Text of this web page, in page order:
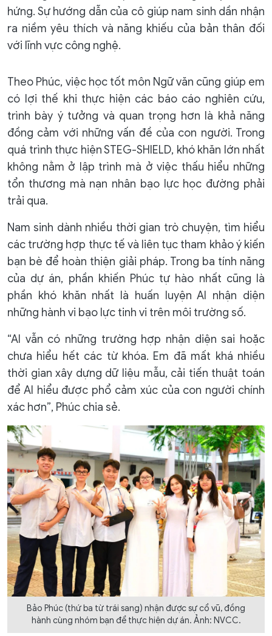
hứng. Sự hướng dẫn của cô giúp nam sinh dần nhận
ra niềm yêu thích và năng khiếu của bản thân đối
với lĩnh vực công nghệ.
Theo Phúc, việc học tốt môn Ngữ văn cũng giúp em
có lợi thế khi thực hiện các báo cáo nghiên cứu,
trình bày ý tưởng và quan trọng hơn là khả năng
đồng cảm với những vấn đề của con người. Trong
quá trình thực hiện STEG-SHIELD, khó khăn lớn nhất
không nằm ở lập trình mà ở việc thấu hiểu những
tổn thương mà nạn nhân bạo lực học đường phải
trải qua.
Nam sinh dành nhiều thời gian trò chuyện, tìm hiểu
các trường hợp thực tế và liên tục tham khảo ý kiến
bạn bè để hoàn thiện giải pháp. Trong ba tính năng
của dự án, phần khiến Phúc tự hào nhất cũng là
phần khó khăn nhất là huấn luyện AI nhận diện
những hành vi bạo lực tinh vi trên môi trường số.
“AI vẫn có những trường hợp nhận diện sai hoặc
chưa hiểu hết các từ khóa. Em đã mất khá nhiều
thời gian xây dựng dữ liệu mẫu, cải tiến thuật toán
để AI hiểu được phổ cảm xúc của con người chính
xác hơn”, Phúc chia sẻ.
Bảo Phúc (thứ ba từ trái sang) nhận được sự cổ vũ, đồng
hành cùng nhóm bạn để thực hiện dự án. Ảnh: NVCC.